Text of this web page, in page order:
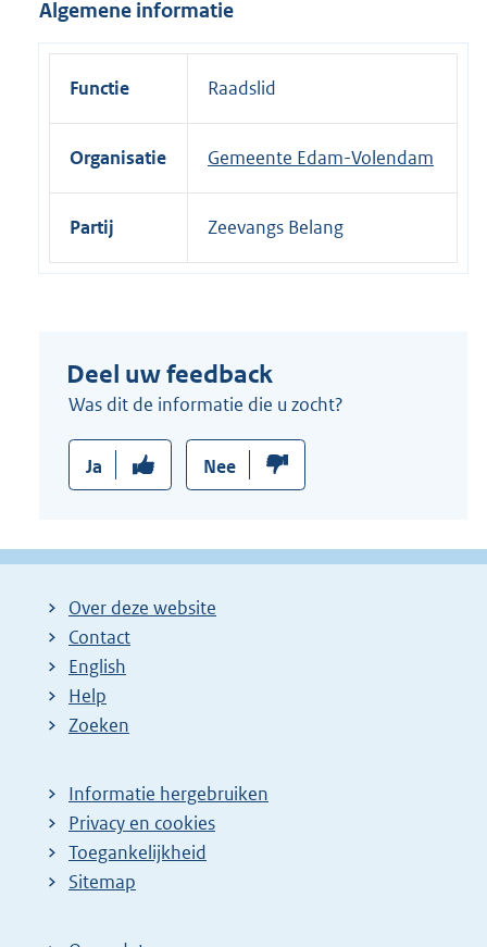
n
k
Algemene informatie
Functie Raadslid
Organisatie Gemeente Edam-Volendam
Partij Zeevangs Belang
Deel uw feedback
Was dit de informatie die u zocht?
Ja Nee
Over deze website
Contact
English
Help
Zoeken
Informatie hergebruiken
Privacy en cookies
Toegankelijkheid
Sitemap